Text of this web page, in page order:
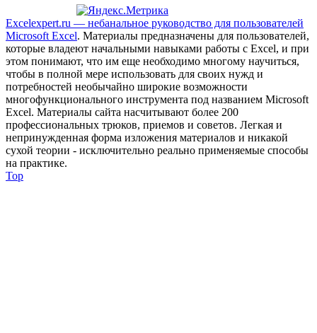
Excelexpert.ru — небанальное руководство для пользователей
Microsoft Excel. Материалы предназначены для пользователей,
которые владеют начальными навыками работы с Excel, и при
этом понимают, что им еще необходимо многому научиться,
чтобы в полной мере использовать для своих нужд и
потребностей необычайно широкие возможности
многофункционального инструмента под названием Microsoft
Excel. Материалы сайта насчитывают более 200
профессиональных трюков, приемов и советов. Легкая и
непринужденная форма изложения материалов и никакой
сухой теории - исключительно реально применяемые способы
на практике.
Top